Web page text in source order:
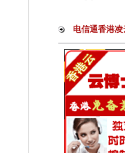
电信通香港